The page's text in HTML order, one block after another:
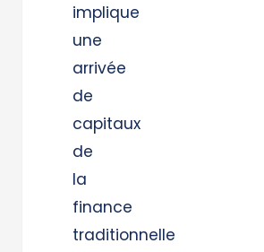
implique
une
arrivée
de
capitaux
de
la
finance
traditionnelle